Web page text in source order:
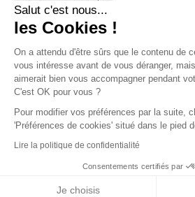
04 42 20 78 42
Du lundi au jeudi de 8h30 à 16h30 & le
vendredi de 8h30 à 15h30
Salut c'est nous...
les Cookies !
On a attendu d'être sûrs que le contenu de
vous intéresse avant de vous déranger,
aimerait bien vous accompagner pendant
C'est OK pour vous ?
Pour modifier vos préférences par la suite,
'Préférences de cookies' situé dans le pied
Lire la politique de confidentialité
Consentements certifiés par
Je choisis